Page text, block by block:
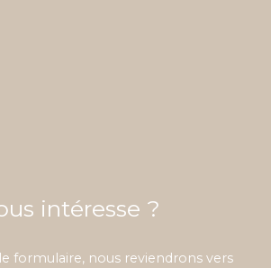
intéresse ?
formulaire, nous reviendrons vers